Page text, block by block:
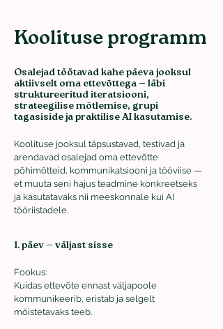
Koolituse programm
Osalejad töötavad kahe päeva jooksul
aktiivselt oma ettevõttega — läbi
struktureeritud iteratsiooni,
strateegilise mõtlemise, grupi
tagasiside ja praktilise AI kasutamise.
Koolituse jooksul täpsustavad, testivad ja
arendavad osalejad oma ettevõtte
põhimõtteid, kommunikatsiooni ja tööviise —
et muuta seni hajus teadmine konkreetseks
ja kasutatavaks nii meeskonnale kui AI
tööriistadele.
1. päev — väljast sisse
Fookus:
Kuidas ettevõte ennast väljapoole
kommunikeerib, eristab ja selgelt
mõistetavaks teeb.